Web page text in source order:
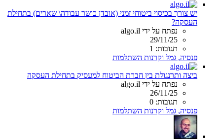
יש צורך בכיסוי ביטוחי זמני (אובדן כושר עבודה\ שארים) בתחילת
העסקה?
נפתח על ידי algo.il
29/11/25
תגובות: 1
פנסיה, גמל וקרנות השתלמות
ביצה ותרנגולת בין חברת הביטוח למעסיק בתחילת העסקה
נפתח על ידי algo.il
26/11/25
תגובות: 0
פנסיה, גמל וקרנות השתלמות